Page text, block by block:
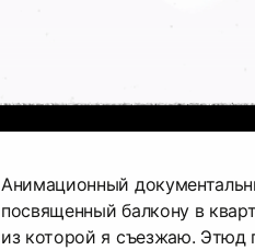
Анимационный
посвященный балкону в
из которой я съезжаю. Этюд